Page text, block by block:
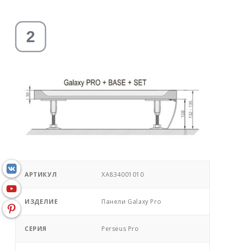
АРТИКУЛ XA834001010
ИЗДЕЛИЕ Панели Galaxy Pro
СЕРИЯ Perseus Pro